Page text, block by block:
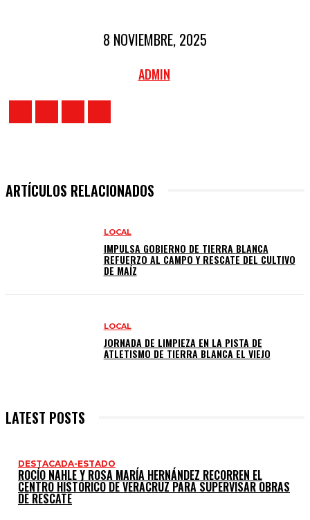
8 NOVIEMBRE, 2025
ADMIN
ARTÍCULOS RELACIONADOS
LOCAL
IMPULSA GOBIERNO DE TIERRA BLANCA
REFUERZO AL CAMPO Y RESCATE DEL CULTIVO
DE MAÍZ
LOCAL
JORNADA DE LIMPIEZA EN LA PISTA DE
ATLETISMO DE TIERRA BLANCA EL VIEJO
LATEST POSTS
DESTACADA-ESTADO
ROCÍO NAHLE Y ROSA MARÍA HERNÁNDEZ RECORREN EL
CENTRO HISTÓRICO DE VERACRUZ PARA SUPERVISAR OBRAS
DE RESCATE